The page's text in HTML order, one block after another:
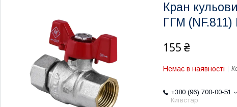
Кран
ГГМ (NF.811)
155 ₴
Немає в наявності
+380 (96) 700-00-51
Київстар